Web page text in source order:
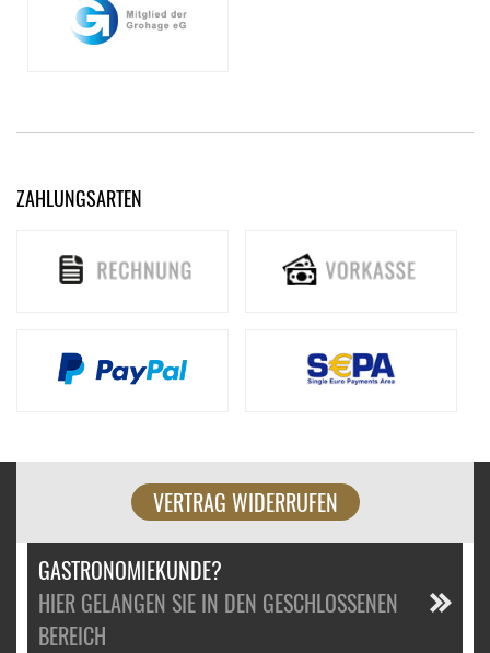
ZAHLUNGSARTEN
VERTRAG WIDERRUFEN
GASTRONOMIEKUNDE?
HIER GELANGEN SIE IN DEN GESCHLOSSENEN
BEREICH